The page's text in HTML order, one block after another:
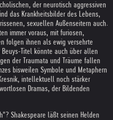
der neurotisch aggressiven
das Krankheitsbilder des Lebens,
sexuellen Außenseitern auch.
immer voraus, mit furiosen,
folgen ihnen als ewig versehrte
Titel könnte auch über allen
der Traumata und Träume fallen
bisweilen Symbole und Metaphern
intellektuell noch stärker
Dramas, der Bildenden
Shakespeare läßt seinen Helden